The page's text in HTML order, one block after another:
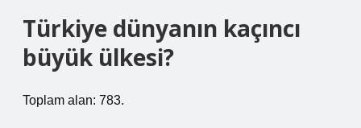
Türkiye dünyanın kaçıncı
büyük ülkesi?
Toplam alan: 783.